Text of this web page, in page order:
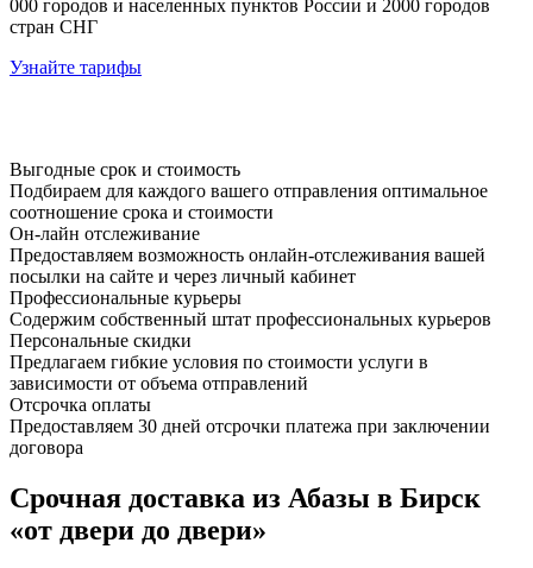
000 городов и населенных пунктов России и 2000 городов
стран СНГ
Узнайте тарифы
Выгодные срок и стоимость
Подбираем для каждого вашего отправления оптимальное
соотношение срока и стоимости
Он-лайн отслеживание
Предоставляем возможность онлайн-отслеживания вашей
посылки на сайте и через личный кабинет
Профессиональные курьеры
Содержим собственный штат профессиональных курьеров
Персональные скидки
Предлагаем гибкие условия по стоимости услуги в
зависимости от объема отправлений
Отсрочка оплаты
Предоставляем 30 дней отсрочки платежа при заключении
договора
Срочная доставка из Абазы в Бирск
«от двери до двери»